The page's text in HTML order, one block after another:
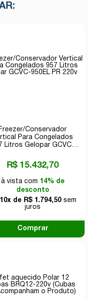
Freezer/Conservador
Para Congelados
Litros Gelopar GCVC-
R$ 15.432,70
à vista com 14% de
desconto
10x de R$ 1.794,50sem
juros
Comprar